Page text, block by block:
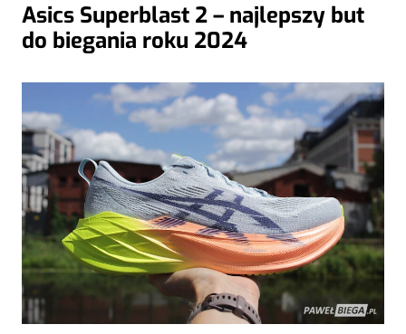
Asics Superblast 2 – najlepszy but
do biegania roku 2024